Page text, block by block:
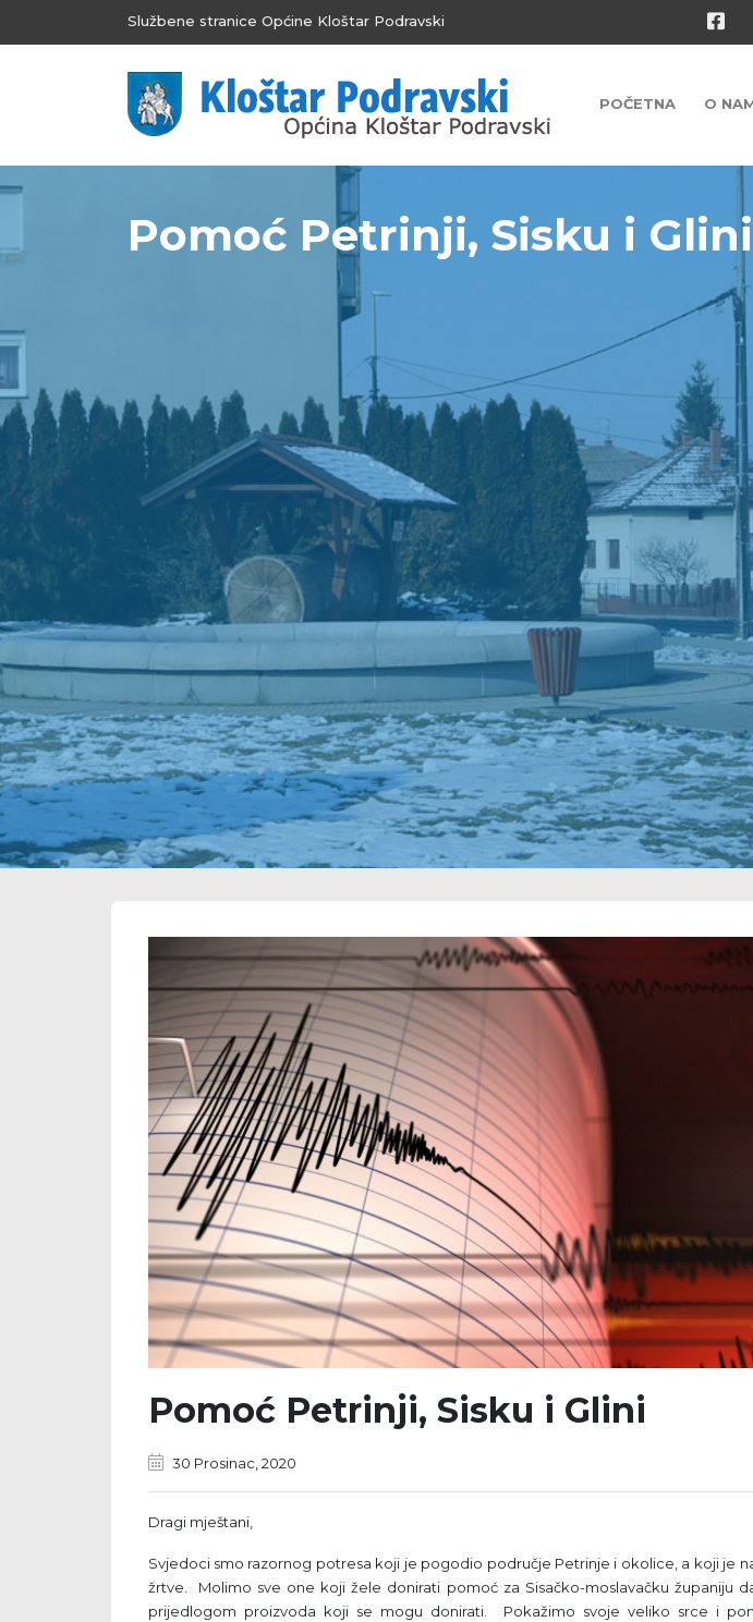
Službene stranice Općine Kloštar Podravski
POČETNA O
Pomoć Petrinji, Sisku i Glini
Pomoć Petrinji, Sisku i Glini
30 Prosinac, 2020
Dragi mještani,
Svjedoci smo razornog potresa koji je pogodio područje Petrinje i okolice, a koji je
žrtve. Molimo sve one koji žele donirati pomoć za Sisačko-moslavačku županiju
prijedlogom proizvoda koji se mogu donirati. Pokažimo svoje veliko srce i